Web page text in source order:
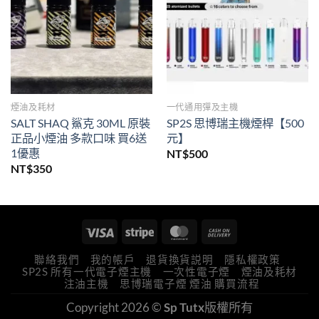
煙油及耗材
SALT SHAQ 鯊克 30ML 原裝
正品小煙油 多款口味 買6送
1優惠
NT$350
一代通用彈及主機
SP2S 思博瑞主機煙桿【500
元】
NT$500
聯絡我們 我的帳戶 退貨換貨説明
隱私權政策
SP2S 所有一代電子煙主機
一次性電子煙
煙油及耗材
注油主機
思博瑞電子煙 煙油 購買流程
Copyright 2026 ©Sp Tutx版權所有